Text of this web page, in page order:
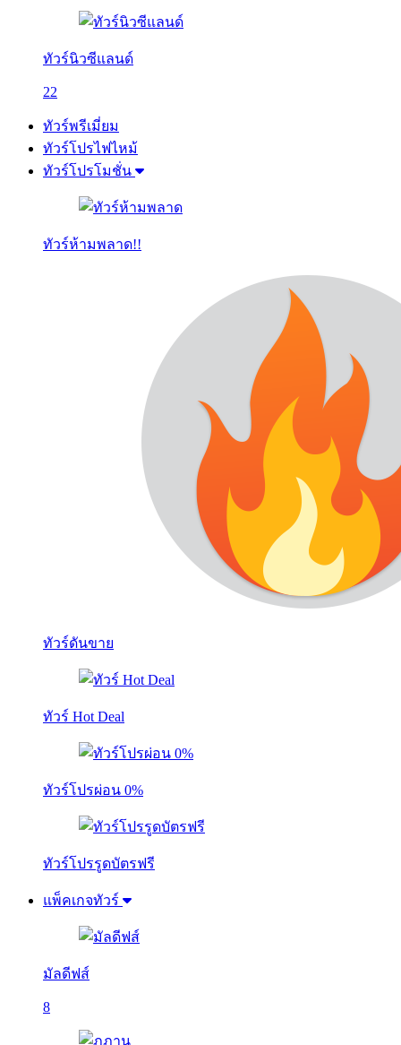
ทัวร์นิวซีแลนด์
22
ทัวร์พรีเมี่ยม
ทัวร์โปรไฟไหม้
ทัวร์โปรโมชั่น
ทัวร์ห้ามพลาด!!
ทัวร์ดันขาย
ทัวร์ Hot Deal
ทัวร์โปรผ่อน 0%
ทัวร์โปรรูดบัตรฟรี
แพ็คเกจทัวร์
มัลดีฟส์
8